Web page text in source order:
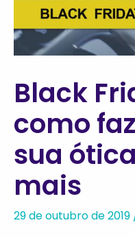
Black
como
sua
mais
29 de outubro de 2019